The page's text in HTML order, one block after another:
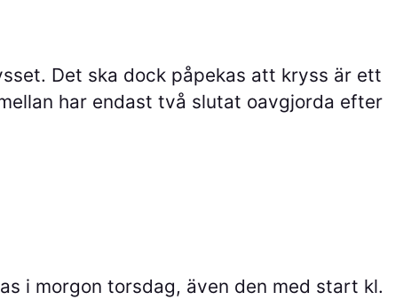
Det ska dock påpekas att kryss är ett
har endast två slutat oavgjorda efter
i morgon torsdag, även den med start kl.